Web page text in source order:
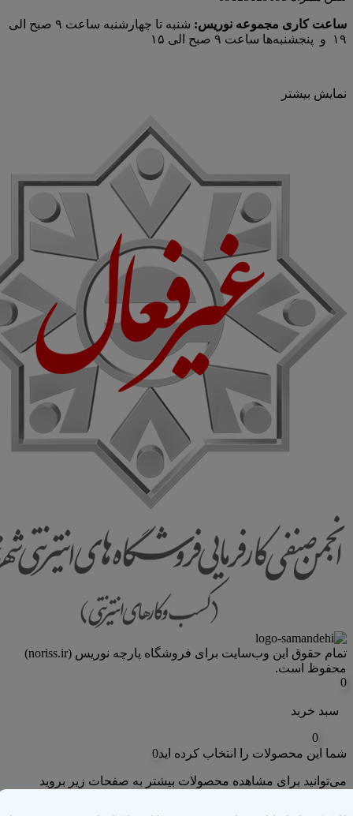
ساعت کاری مجموعه نوریس:
شنبه تا چهارشنبه ساعت ۹ صبح الی
۱۹ و پنجشنبه‌ها ساعت ۹ صبح الی ۱۵
نمایش بیشتر
تمام حقوق اين وب‌سايت برای فروشگاه پارچه نوریس (noriss.ir)
محفوظ است.
0
سبد خرید
0
شما این محصولات را انتخاب کرده اید0
می‌توانید برای مشاهده محصولات بیشتر به صفحات زیر بروید